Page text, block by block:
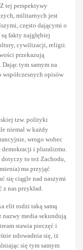
tej perspektywy
militarnych jest
często dającymi o
fakty najgłębiej
cywilizacji, religii.
przekazują
tym samym na
opisów
tzw. polityki
niemal w każdy
wrogo wobec
i pluralizmu.
dotyczy to też Zachodu,
ma przyjąć
się ciągle nad naszymi
z nas przykład.
elit rodzi taką samą
nazwy media sekundują
stawia pieczęć i
udowadnia się, iż
się tym samym